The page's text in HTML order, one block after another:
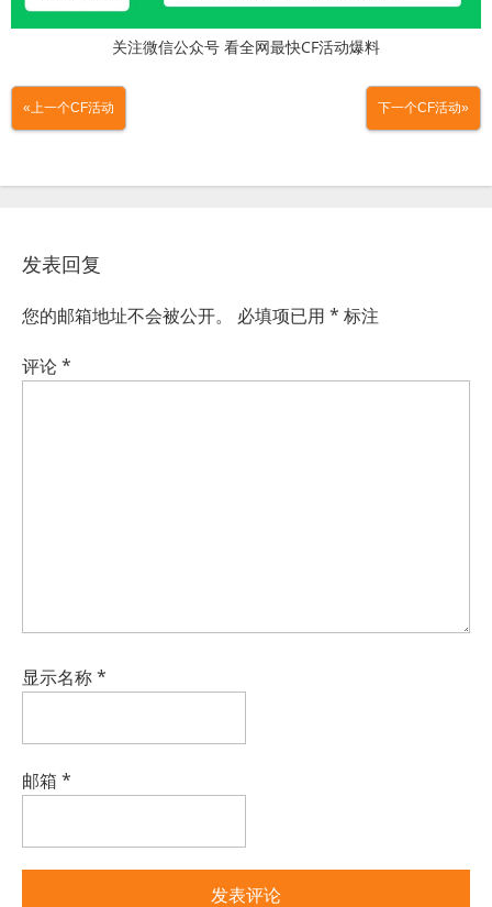
关注微信公众号 看全网最快CF活动爆料
«上一个CF活动 下一个CF活动»
发表回复
您的邮箱地址不会被公开。 必填项已用 * 标注
评论*
显示名称*
邮箱 *